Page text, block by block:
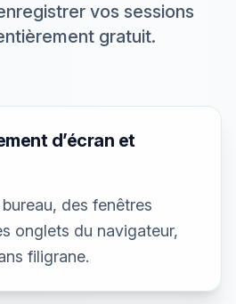
vos sessions
gratuit.
d’écran et
des fenêtres
onglets du navigateur,
filigrane.